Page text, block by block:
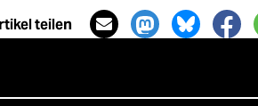
teilen